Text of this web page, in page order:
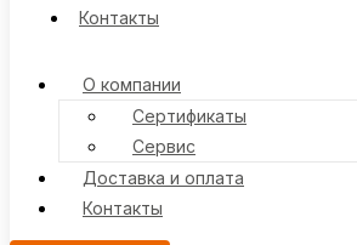
Контакты
О компании
Сертификаты
Сервис
Доставка и оплата
Контакты